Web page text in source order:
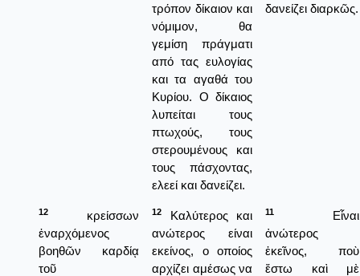
τρόπον δίκαιον και
νόμιμον, θα
γεμίση πράγματι
από τας ευλογίας
και τα αγαθά του
Κυρίου. Ο δίκαιος
λυπείται τους
πτωχούς, τους
στερουμένους και
τους πάσχοντας,
ελεεί και δανείζει.
δανείζει διαρκῶς.
12
κρείσσων
ἐναρχόμενος
βοηθῶν καρδίᾳ
τοῦ
12
Καλύτερος και
ανώτερος είναι
εκείνος, ο οποίος
αρχίζει αμέσως να
11
Εἶναι
ἀνώτερος
ἐκεῖνος, ποὺ
ἔστω καὶ μὲ